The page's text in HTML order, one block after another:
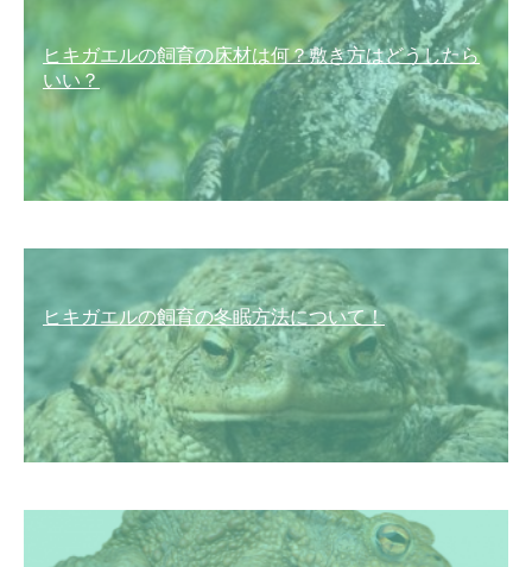
ヒキガエルの飼育の床材は何？敷き方はどうしたら
いい？
ヒキガエルの飼育の冬眠方法について！